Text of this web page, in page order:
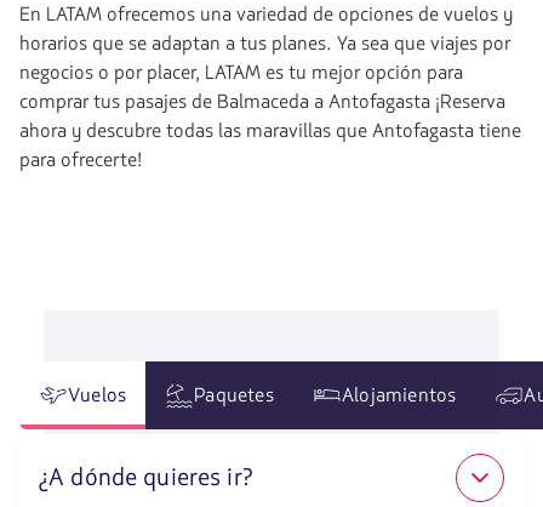
En LATAM ofrecemos una variedad de opciones de vuelos y
horarios que se adaptan a tus planes. Ya sea que viajes por
negocios o por placer, LATAM es tu mejor opción para
comprar tus pasajes de Balmaceda a Antofagasta ¡Reserva
ahora y descubre todas las maravillas que Antofagasta tiene
para ofrecerte!
Vuelos Paquetes Alojamientos
¿A dónde quieres ir?